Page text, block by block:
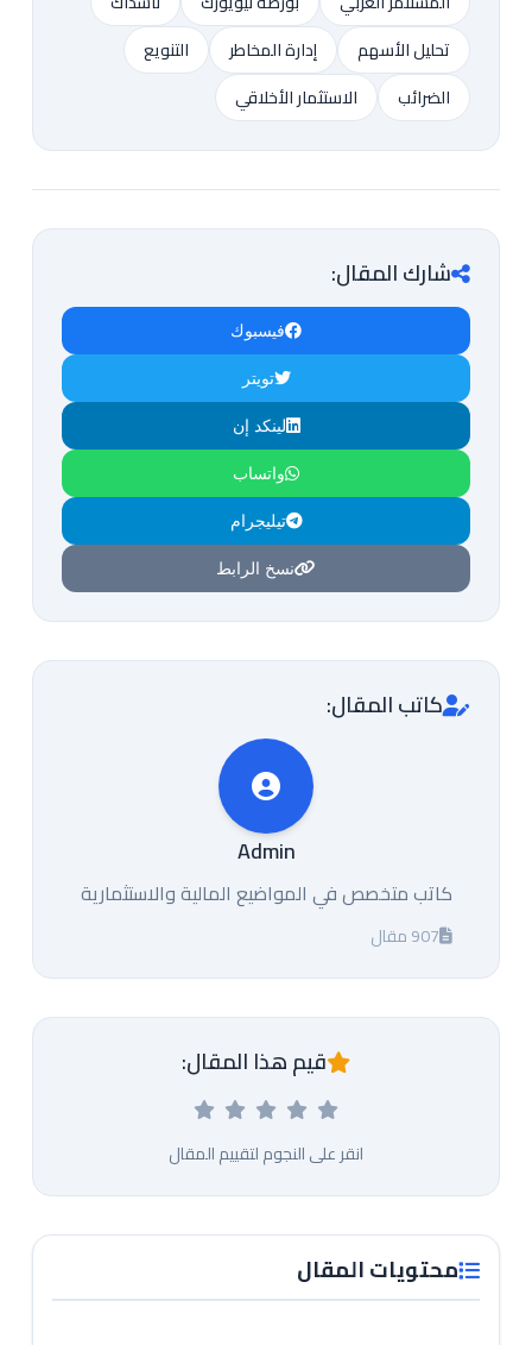
تحليل الأسهم
إدارة المخاطر
التنويع
الضرائب
الاستثمار الأخلاقي
شارك المقال:
فيسبوك
تويتر
لينكد إن
واتساب
تيليجرام
نسخ الرابط
كاتب المقال:
Admin
كاتب متخصص في المواضيع المالية والاستثمارية
907 مقال
قيم هذا المقال:
انقر على النجوم لتقييم المقال
محتويات المقال